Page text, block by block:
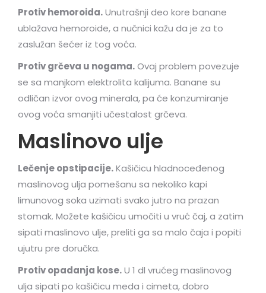
Protiv hemoroida.Unutrašnji deo kore banane
ublažava hemoroide, a nučnici kažu da je za to
zaslužan šećer iz tog voća.
Protiv grčeva u nogama.Ovaj problem povezuje
se sa manjkom elektrolita kalijuma. Banane su
odličan izvor ovog minerala, pa će konzumiranje
ovog voća smanjiti učestalost grčeva.
Maslinovo ulje
Lečenje opstipacije.Kašičicu hladnoceđenog
maslinovog ulja pomešanu sa nekoliko kapi
limunovog soka uzimati svako jutro na prazan
stomak. Možete kašičicu umočiti u vruć čaj, a zatim
sipati maslinovo ulje, preliti ga sa malo čaja i popiti
ujutru pre doručka.
Protiv opadanja kose.U 1 dl vrućeg maslinovog
ulja sipati po kašičicu meda i cimeta, dobro